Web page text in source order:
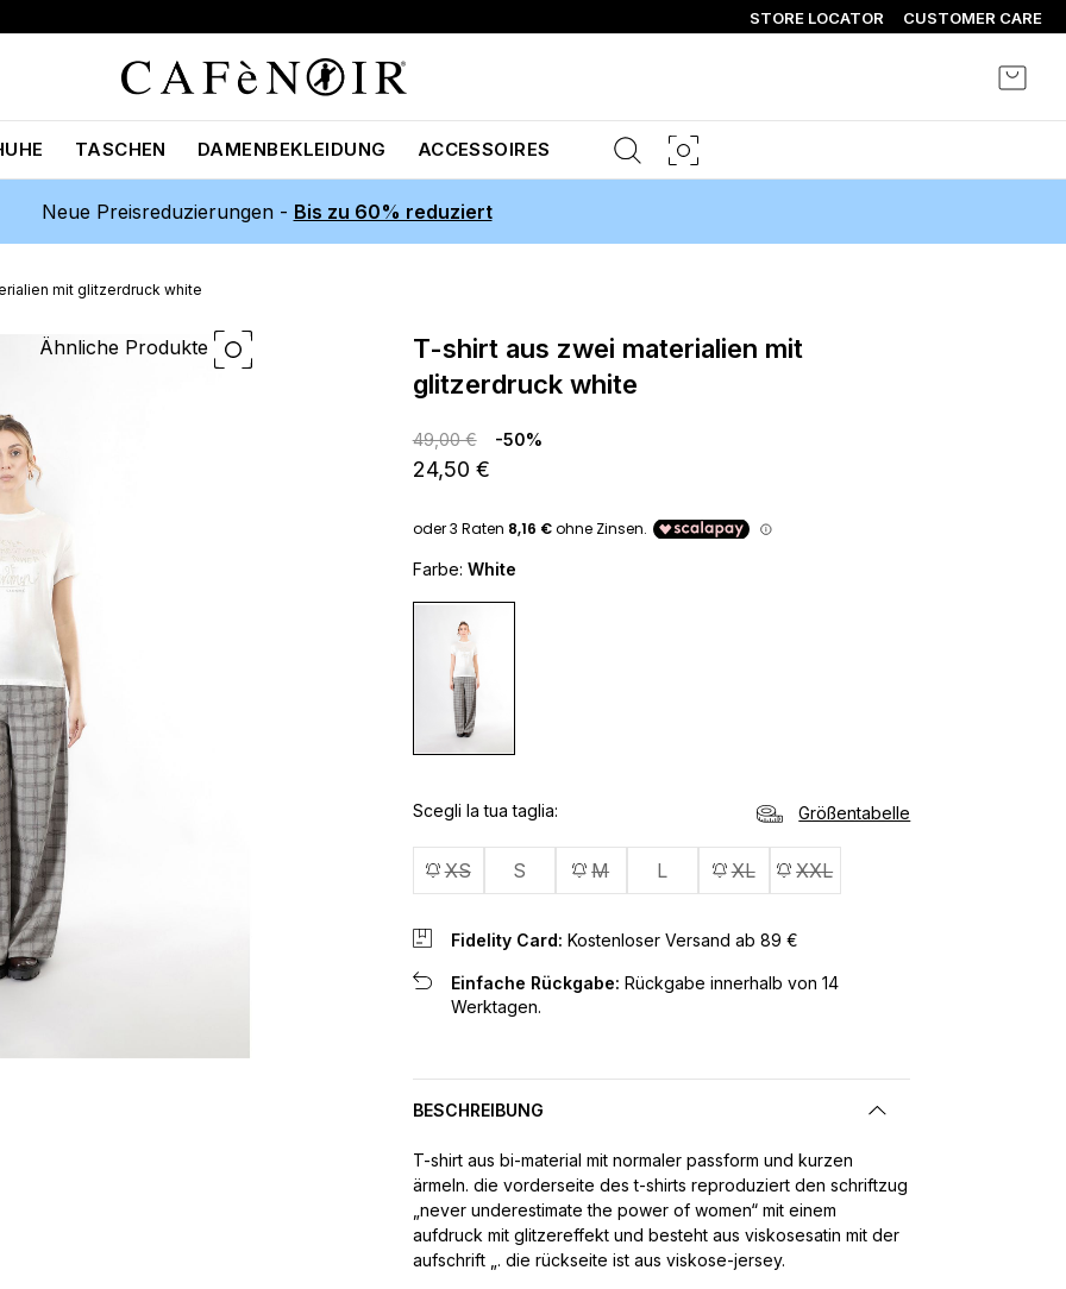
STORE LOCATOR CUSTOMER CARE
Mein
TASCHEN DAMENBEKLEIDUNG ACCESSOIRES
Neue Preisreduzierungen - Bis zu 60% reduziert
mit glitzerdruck white
Ähnliche Produkte
t-shirt aus zwei materialien mit
glitzerdruck white
49,00 € -50%
24,50 €
Farbe: White
Scegli la tua taglia
XS S M L XL XXL
Größentabelle
Fidelity Card: Kostenloser Versand ab 89 €
Einfache Rückgabe: Rückgabe innerhalb von 14
Werktagen.
BESCHREIBUNG
T-shirt aus bi-material mit normaler passform und kurzen
ärmeln. die vorderseite des t-shirts reproduziert den schriftzug
„never underestimate the power of women“ mit einem
aufdruck mit glitzereffekt und besteht aus viskosesatin mit der
aufschrift „. die rückseite ist aus viskose-jersey.